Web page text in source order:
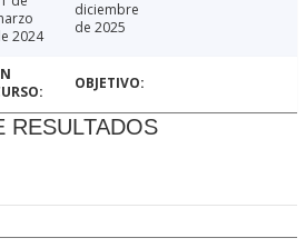
2024
diciembre
de 2025
RESULTADOS